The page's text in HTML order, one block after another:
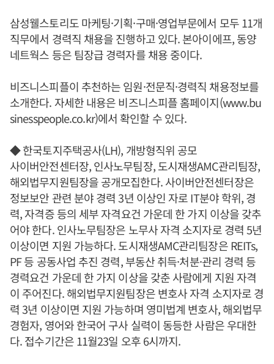
삼성웰스토리도 마케팅·기획·구매·영업부문에서 모두 11개
직무에서 경력직 채용을 진행하고 있다. 본아이에프, 동양
네트웍스 등은 팀장급 경력자를 채용 중이다.
비즈니스피플이 추천하는 임원·전문직·경력직 채용정보를
소개한다. 자세한 내용은 비즈니스피플 홈페이지(www.bu
sinesspeople.co.kr)에서 확인할 수 있다.
◆ 한국토지주택공사(LH), 개방형직위 공모
사이버안전센터장, 인사노무팀장, 도시재생AMC관리팀장,
해외법무지원팀장을 공개모집한다. 사이버안전센터장은
정보보안 관련 분야 경력 3년 이상인 자로 IT분야 학위, 경
력, 자격증 등의 세부 자격요건 가운데 한 가지 이상을 갖추
어야 한다. 인사노무팀장은 노무사 자격 소지자로 경력 5년
이상이면 지원 가능하다. 도시재생AMC관리팀장은 REITs,
PF 등 공동사업 추진 경력, 부동산 취득·처분·관리 경력 등
경력요건 가운데 한 가지 이상을 갖춘 사람에게 지원 자격
이 주어진다. 해외법무지원팀장은 변호사 자격 소지자로 경
력 3년 이상이면 지원 가능하며 영미법계 변호사, 해외법무
경험자, 영어와 한국어 구사 실력이 동등한 사람은 우대한
다. 접수기간은 11월23일 오후 6시까지.